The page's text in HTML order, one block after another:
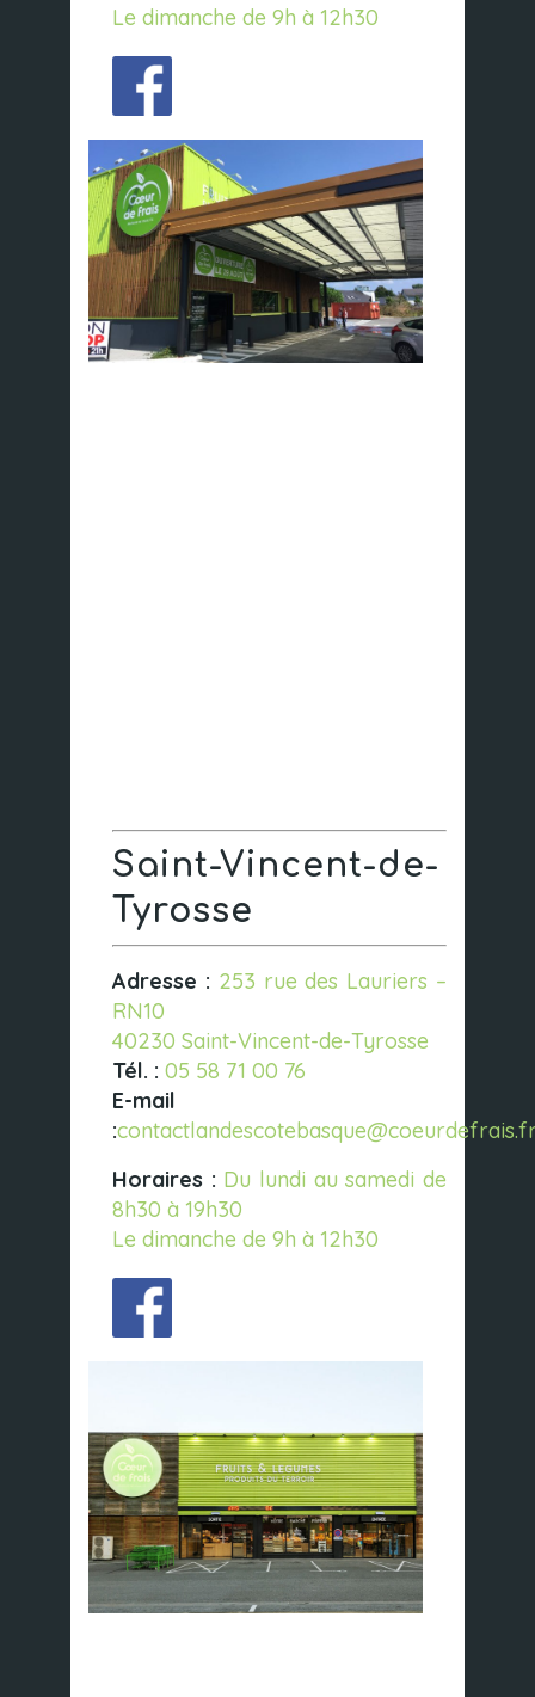
Le dimanche de 9h à 12h30
Saint-Vincent-de-
Tyrosse
Adresse : 253 rue des Lauriers –
RN10
40230 Saint-Vincent-de-Tyrosse
Tél. : 05 58 71 00 76
E-mail
:
Horaires : Du lundi au samedi de
8h30 à 19h30
Le dimanche de 9h à 12h30